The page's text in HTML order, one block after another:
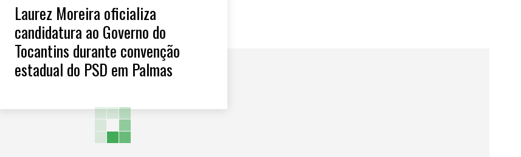
Laurez Moreira oficializa
candidatura ao Governo do
Tocantins durante convenção
estadual do PSD em Palmas